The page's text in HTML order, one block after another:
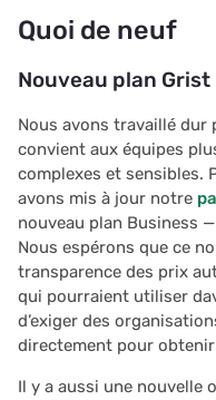
d
e
l
a
r
e
c
Permissions avancées
Accessibilité
Référence
communauté
Apprendre Grist
Webinaire : Colonnes
référence
Filtrage des listes
déroulantes de
et de choix
Aidez à faire connaître
Quoi de neuf
Nouveau plan
Nous avons travaillé dur
convient aux équipes
complexes et sensibles.
avons mis à jour notre
nouveau plan Business
Nous espérons que ce
transparence des prix
qui pourraient utiliser
d’exiger des
directement pour
Il y a aussi une nouvelle